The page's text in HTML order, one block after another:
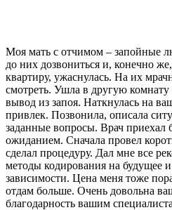
Моя мать с отчимом – запойные
до них дозвониться и, конечно
квартиру, ужаснулась. На их
смотреть. Ушла в другую комнату
вывод из запоя. Наткнулась на
привлек. Позвонила, описала
заданные вопросы. Врач приехал
ожиданием. Сначала провел
сделал процедуру. Дал мне все
методы кодирования на будущее
зависимости. Цена меня тоже
отдам больше. Очень довольна
благодарность вашим